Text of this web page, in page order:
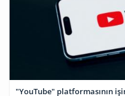
"YouTube" platformasının